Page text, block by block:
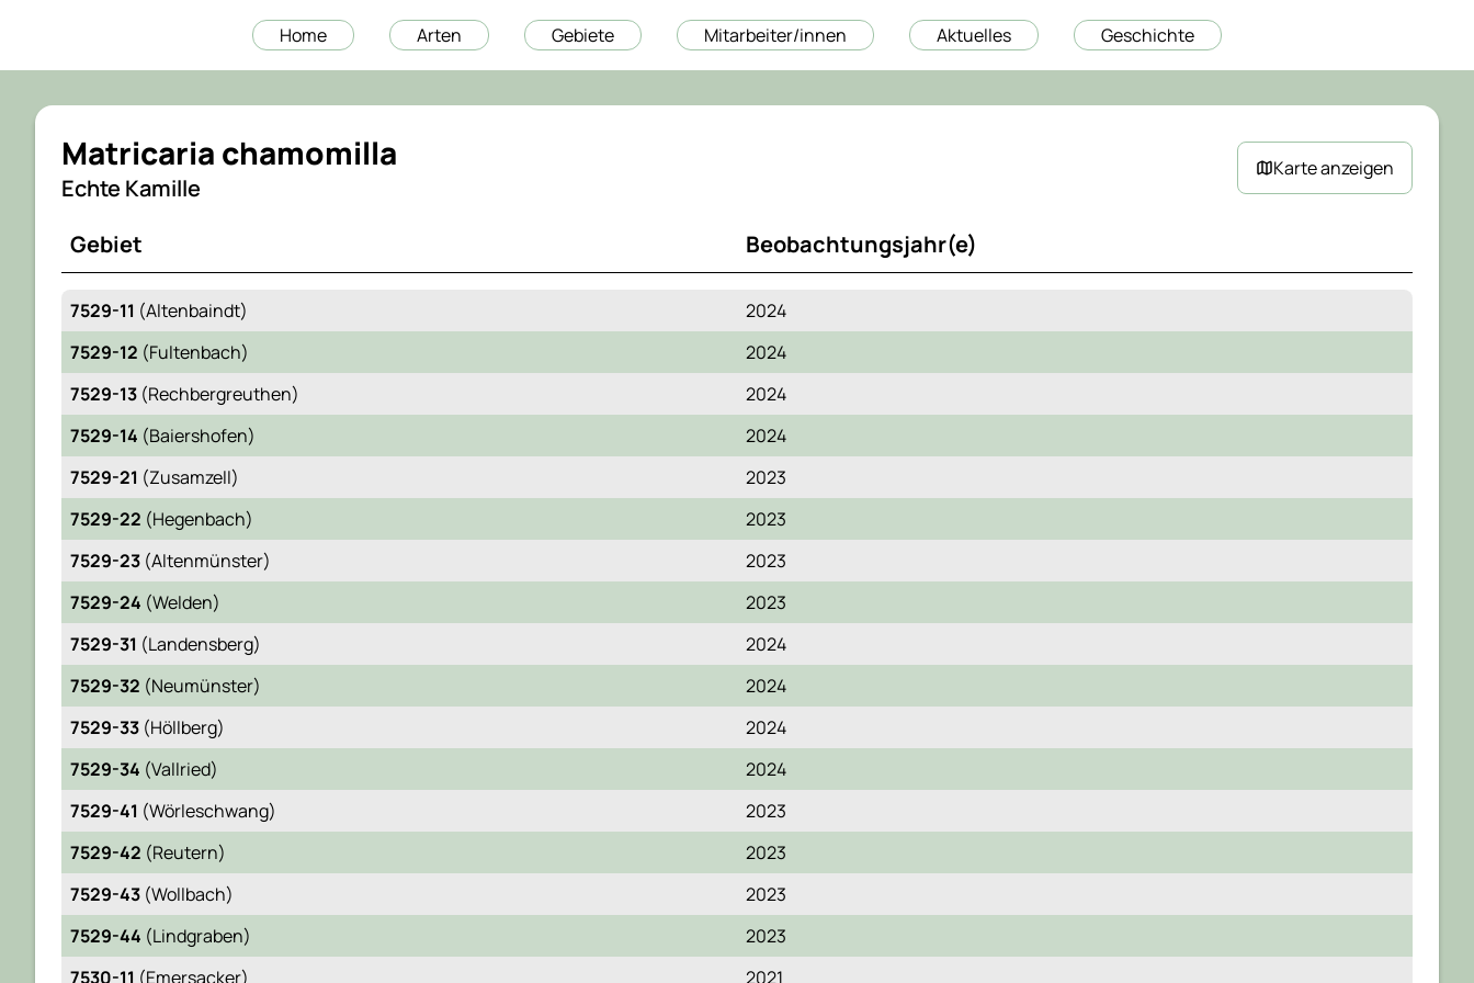
Home Arten Gebiete Mitarbeiter/innen Aktuelles Geschichte
Matricaria chamomilla
Echte Kamille
Karte anzeigen
Gebiet Beobachtungsjahr(e)
7529-11 (Altenbaindt)
2024
7529-12 (Fultenbach)
2024
7529-13 (Rechbergreuthen)
2024
7529-14 (Baiershofen)
2024
7529-21 (Zusamzell)
2023
7529-22 (Hegenbach)
2023
7529-23 (Altenmünster)
2023
7529-24 (Welden)
2023
7529-31 (Landensberg)
2024
7529-32 (Neumünster)
2024
7529-33 (Höllberg)
2024
7529-34 (Vallried)
2024
7529-41 (Wörleschwang)
2023
7529-42 (Reutern)
2023
7529-43 (Wollbach)
2023
7529-44 (Lindgraben)
2023
7530-11 (Emersacker) 2021
Nummerierung anzeigen
Gebiet bearbeitet, Art nicht gefunden